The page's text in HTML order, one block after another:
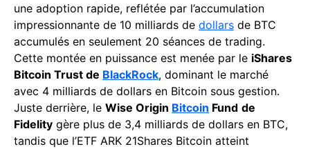
une adoption rapide, reflétée par l’accumulation
impressionnante de 10 milliards de dollars de BTC
accumulés en seulement 20 séances de trading.
Cette montée en puissance est menée par le iShares
Bitcoin Trust de BlackRock, dominant le marché
avec 4 milliards de dollars en Bitcoin sous gestion.
Juste derrière, le Wise Origin Bitcoin Fund de
Fidelity gère plus de 3,4 milliards de dollars en BTC,
tandis que l’ETF ARK 21Shares Bitcoin atteint